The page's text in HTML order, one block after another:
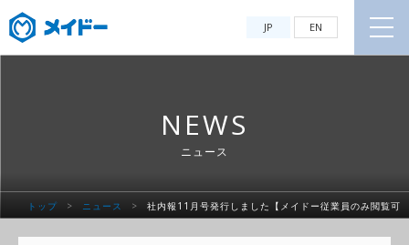
JP EN
NEWS
ニュース
トップ > ニュース >
社内報11月号発行しました【メイドー従業員のみ閲覧可